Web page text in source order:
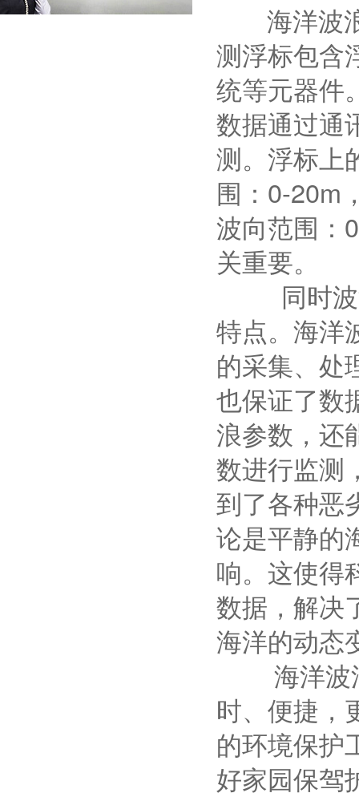
海洋波浪
测浮标包含
统等元器件
数据通过通
测。浮标上
围：0-20m
波向范围：
关重要。
同时波浪
特点。海洋
的采集、处
也保证了数
浪参数，还
数进行监测
到了各种恶
论是平静的
响。这使得
数据，解决
海洋的动态
海洋波浪
时、便捷，
的环境保护
好家园保驾